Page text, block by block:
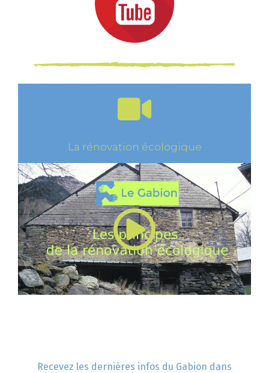
La rénovation écologique
Recevez les dernières infos du Gabion dans